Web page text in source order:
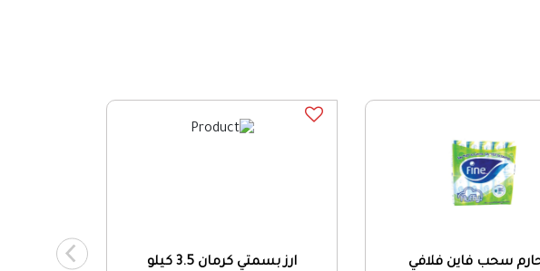
محارم سحب فاين فلافي
ارز بسمتي كرمان 3.5 كيلو